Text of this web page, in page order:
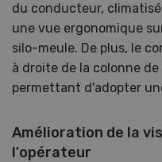
du conducteur,
une vue ergonomique
silo-meule. De plus, le
à droite de la colonne
permettant d'adopter
Amélioration de la
l'opérateur